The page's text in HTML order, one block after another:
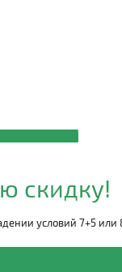
скидку!
условий 7+5 или